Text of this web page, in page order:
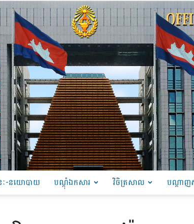
ៈ-នយោបាយ បណ្ដុំឯកសារ វិចិត្រសាល បណ្តាញ